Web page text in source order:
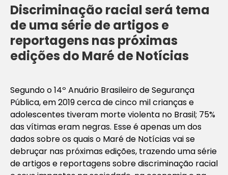
Discriminação racial será tema
de uma série de artigos e
reportagens nas próximas
edições do Maré de Notícias
Segundo o 14º Anuário Brasileiro de Segurança
Pública, em 2019 cerca de cinco mil crianças e
adolescentes tiveram morte violenta no Brasil; 75%
das vítimas eram negras. Esse é apenas um dos
dados sobre os quais o Maré de Notícias vai se
debruçar nas próximas edições, trazendo uma série
de artigos e reportagens sobre discriminação racial